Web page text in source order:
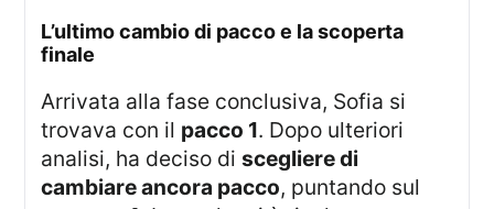
l’ultimo cambio di pacco e la scoperta
finale
Arrivata alla fase conclusiva, Sofia si
trovava con il pacco 1. Dopo ulteriori
analisi, ha deciso discegliere di
cambiare ancora pacco, puntando sul